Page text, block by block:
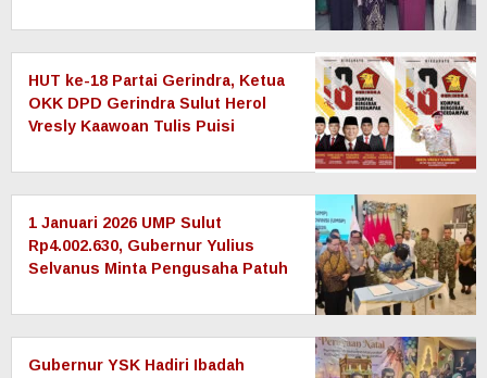
HUT ke-18 Partai Gerindra, Ketua
OKK DPD Gerindra Sulut Herol
Vresly Kaawoan Tulis Puisi
1 Januari 2026 UMP Sulut
Rp4.002.630, Gubernur Yulius
Selvanus Minta Pengusaha Patuh
Gubernur YSK Hadiri Ibadah